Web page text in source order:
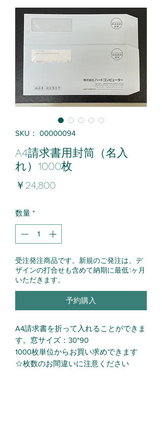
SKU： 00000094
A4請求書用封筒（名入
れ）1000枚
￥24,800
数量 *
受注発注商品です。新規のご発注は、デ
ザインの打合せも含めて納期に最低1ヶ月
いただきます。
予約購入
A4請求書を折って入れることができま
す。窓サイズ：30*90
1000枚単位からお買い求めできます
☆枚数のお間違いに注意ください